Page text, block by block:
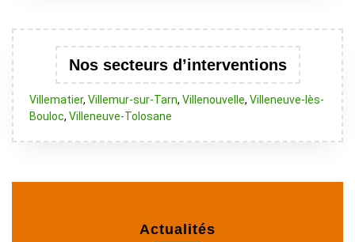
Nos secteurs d’interventions
Villematier, Villemur-sur-Tarn, Villenouvelle, Villeneuve-lès-
Bouloc, Villeneuve-Tolosane
Actualités